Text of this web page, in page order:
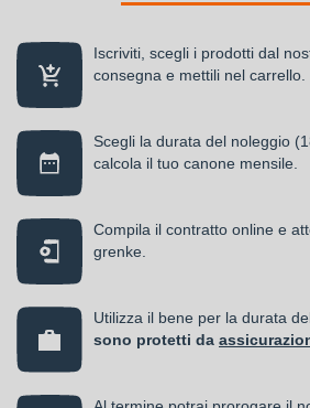
Iscriviti, scegli i prodotti dal
consegna e mettili nel carrello.
Scegli la durata del noleggio
calcola il tuo canone mensile.
Compila il contratto online e
grenke.
Utilizza il bene per la durata
sono protetti da